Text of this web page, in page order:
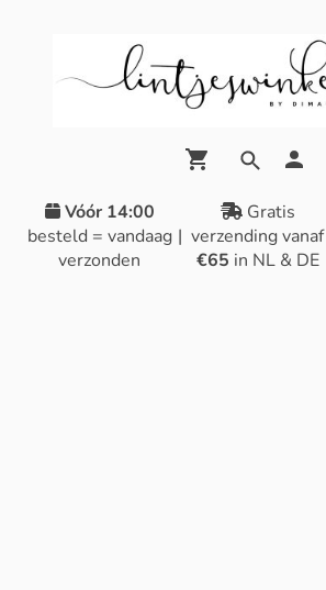
Vóór 14:00
besteld = vandaag
verzonden
|
Gratis
verzending vanaf
€65 in NL & DE